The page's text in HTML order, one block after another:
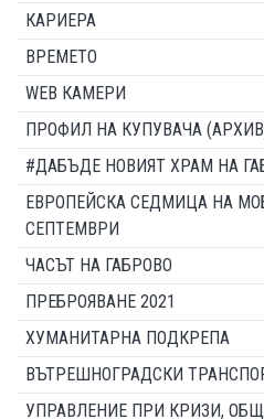
КАРИЕРА
ВРЕМЕТО
WEB КАМЕРИ
ПРОФИЛ НА КУПУВАЧА
#ДАБЪДЕ НОВИЯТ ХРАМ НА
ЕВРОПЕЙСКА СЕДМИЦА НА
СЕПТЕМВРИ
ЧАСЪТ НА ГАБРОВО
ПРЕБРОЯВАНЕ 2021
ХУМАНИТАРНА ПОДКРЕПА
ВЪТРЕШНОГРАДСКИ
УПРАВЛЕНИЕ ПРИ КРИЗИ,